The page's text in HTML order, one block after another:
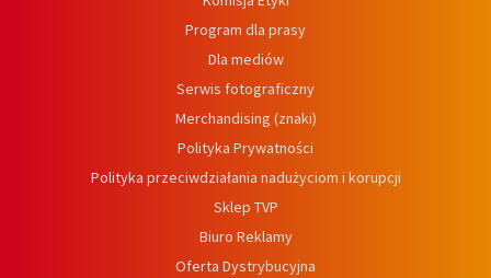
Program dla prasy
Dla mediów
Serwis fotograficzny
Merchandising (znaki)
Polityka Prywatności
Polityka przeciwdziałania nadużyciom i korupcji
Sklep TVP
Biuro Reklamy
Oferta Dystrybucyjna